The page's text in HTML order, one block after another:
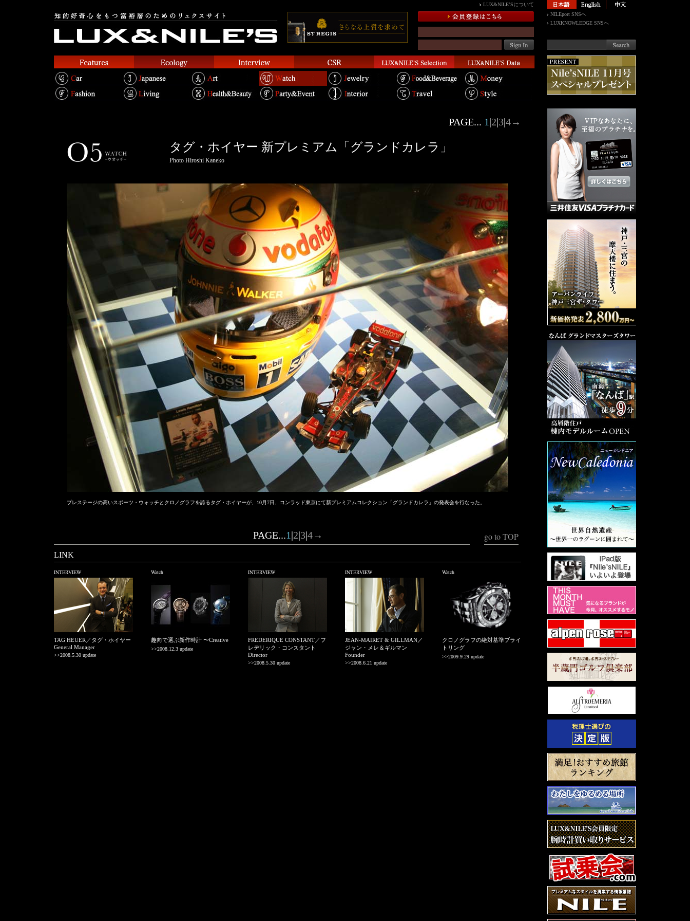
LUX&NILE’Sについて
NILEport SNSへ
LUXKNOWLEDGE SNSへ
PAGE... 1|2|3|4→
タグ・ホイヤー 新プレミアム「グランドカレラ」
Photo Hiroshi Kaneko
プレステージの高いスポーツ・ウォッチとクロノグラフを誇るタグ・ホイヤーが、10月7日、コンラッド東京にて新プレミアムコレクション「グランドカレラ」の発表会を行なった。
go to TOP
PAGE...1|2|3|4→
LINK
INTERVIEW
TAG HEUER／タグ・ホイヤー
General Manager
>>2008.5.30 update
Watch
趣向で選ぶ新作時計 〜Creative
>>2008.12.3 update
INTERVIEW
FREDERIQUE CONSTANT／フ
レデリック・コンスタント
Director
>>2008.5.30 update
INTERVIEW
JEAN-MAIRET & GILLMAN／
ジャン・メレ＆ギルマン
Founder
>>2008.6.21 update
Watch
クロノグラフの絶対基準ブライ
トリング
>>2009.9.29 update